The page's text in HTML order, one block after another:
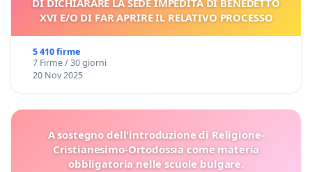
DI DICHIARARE LA SEDE IMPEDITA DI BENEDETTO
XVI E/O DI FAR APRIRE IL RELATIVO PROCESSO
5 410 firme
7 Firme / 30 giorni
20 Nov 2025
A sostegno dell'introduzione di Religione-
Cristianesimo-Ortodossia come materia
obbligatoria nelle scuole bulgare.